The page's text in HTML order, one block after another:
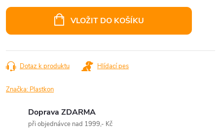
VLOŽIT DO KOŠÍKU
Dotaz k produktu Hlídací pes
Značka: Plastkon
Doprava ZDARMA
při objednávce nad 1999,- Kč